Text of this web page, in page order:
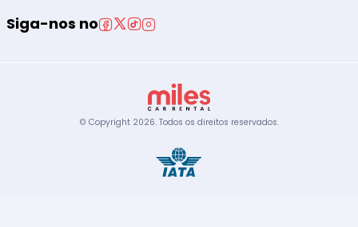
Siga-nos no
© Copyright 2026. Todos os direitos reservados.